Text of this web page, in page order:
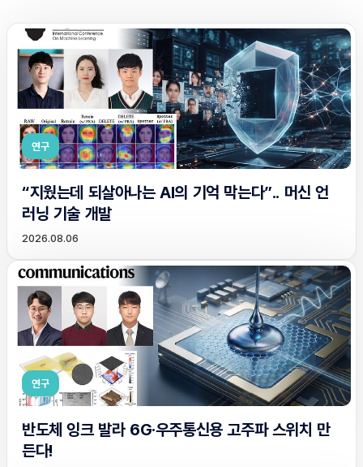
연구
“지웠는데 되살아나는 AI의 기억 막는다”.. 머신 언
러닝 기술 개발
2026.08.06
연구
반도체 잉크 발라 6G·우주통신용 고주파 스위치 만
든다!